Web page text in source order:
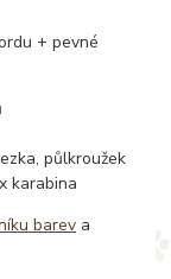
+ pevné
půlkroužek
karabina
barev a